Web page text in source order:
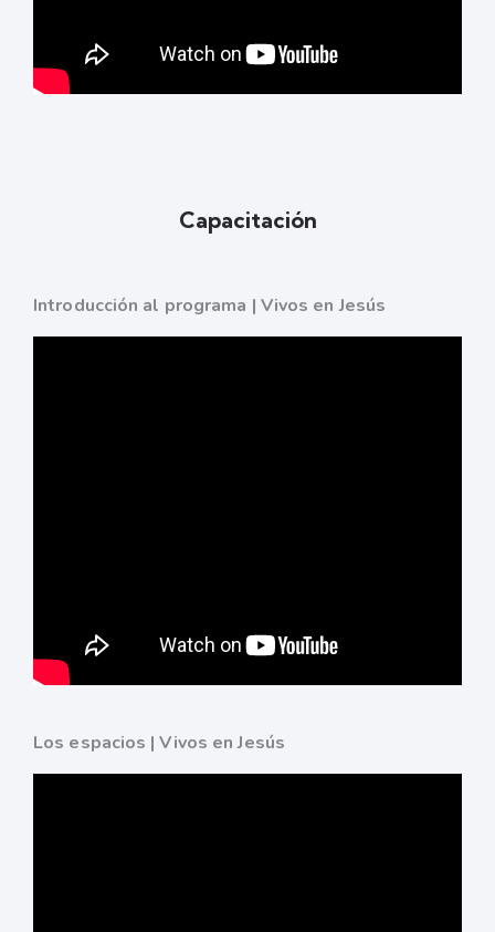
Capacitación
Introducción al programa | Vivos en Jesús
Los espacios | Vivos en Jesús